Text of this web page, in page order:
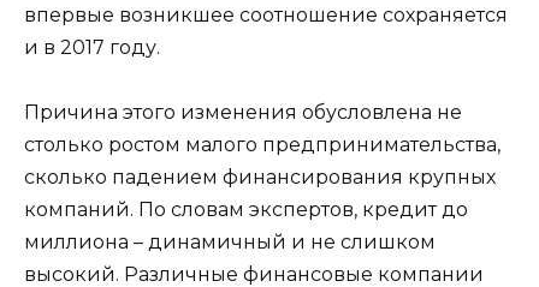
впервые возникшее соотношение сохраняется
и в 2017 году.
Причина этого изменения обусловлена ​​не
столько ростом малого предпринимательства,
сколько падением финансирования крупных
компаний. По словам экспертов, кредит до
миллиона – динамичный и не слишком
высокий. Различные финансовые компании